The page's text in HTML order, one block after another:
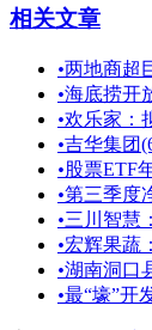
相关文章
•两地商超
•海底捞开
•欢乐家：
•吉华集团
•股票ETF
•第三季度
•三川智慧
•宏辉果蔬
•湖南洞口
•最“壕”开